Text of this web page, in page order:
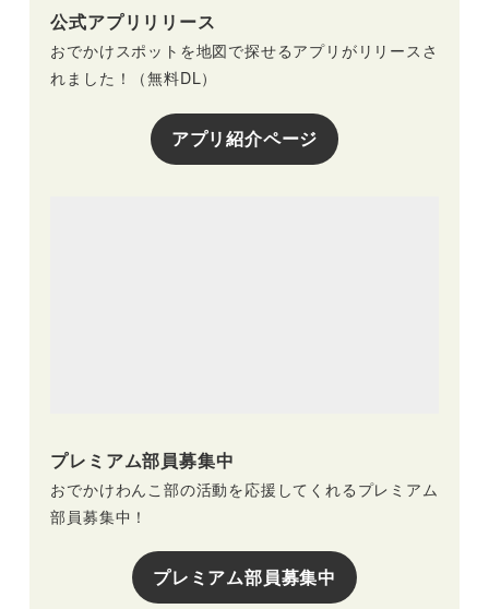
公式アプリリリース
おでかけスポットを地図で探せるアプリがリリースさ
れました！（無料DL）
アプリ紹介ページ
プレミアム部員募集中
おでかけわんこ部の活動を応援してくれるプレミアム
部員募集中！
プレミアム部員募集中